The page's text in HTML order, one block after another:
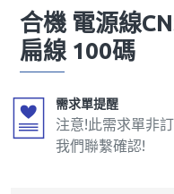
合機 電源線
扁線 100碼
需求單提醒
注意!此需求單非
我們聯繫確認!